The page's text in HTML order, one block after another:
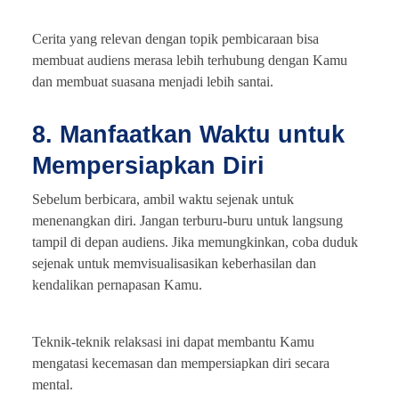
Cerita yang relevan dengan topik pembicaraan bisa
membuat audiens merasa lebih terhubung dengan Kamu
dan membuat suasana menjadi lebih santai.
8. Manfaatkan Waktu untuk
Mempersiapkan Diri
Sebelum berbicara, ambil waktu sejenak untuk
menenangkan diri. Jangan terburu-buru untuk langsung
tampil di depan audiens. Jika memungkinkan, coba duduk
sejenak untuk memvisualisasikan keberhasilan dan
kendalikan pernapasan Kamu.
Teknik-teknik relaksasi ini dapat membantu Kamu
mengatasi kecemasan dan mempersiapkan diri secara
mental.